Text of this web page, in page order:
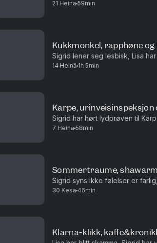
21 Heinä 59min
Kukkmonkel, rapphøne
Sigrid lener seg lesbisk, Lisa
14 Heinä 1h 5min
Karpe,
Sigrid har hørt lydprøven til
7 Heinä 58min
Sommertraume,
Sigrid syns ikke følelser er
30 Kesä 46min
Klarna-klikk,